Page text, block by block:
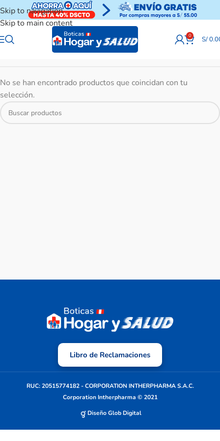
Skip to navigation
Skip to main content
0 S/
No se han encontrado productos que coincidan con tu
selección.
Libro de Reclamaciones
RUC: 20515774182 - CORPORATION INTHERPHARMA S.A.C.
Corporation Intherpharma © 2021
Diseño Glob Digital